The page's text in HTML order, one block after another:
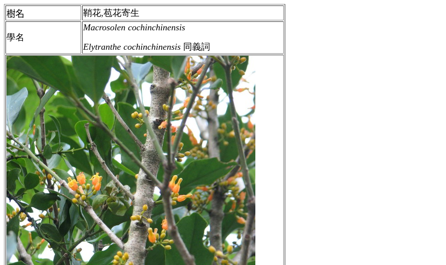
樹名 鞘花,苞花寄生
學名
Macrosolen cochinchinensis
Elytranthe cochinchinensis 同義詞